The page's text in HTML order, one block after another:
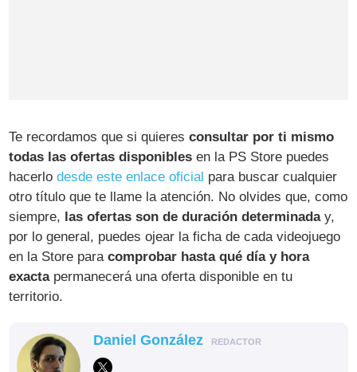
Te recordamos que si quieresconsultar por ti mismo
todas las ofertas disponibles en la PS Store puedes
hacerlodesde este enlace oficial para buscar cualquier
otro título que te llame la atención. No olvides que, como
siempre, las ofertas son de duración determinaday,
por lo general, puedes ojear la ficha de cada videojuego
en la Store paracomprobar hasta qué día y hora
exactapermanecerá una oferta disponible en tu
territorio.
Daniel González REDACTOR